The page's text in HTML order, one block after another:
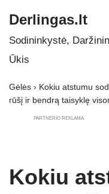
Skip
to
Derlingas.lt
Sodininkystė,
Ūkis
Gėlės › Kokiu atstumu
rūšį ir bendrą taisyklę
PARTNERIO REKLAMA
Kokiu